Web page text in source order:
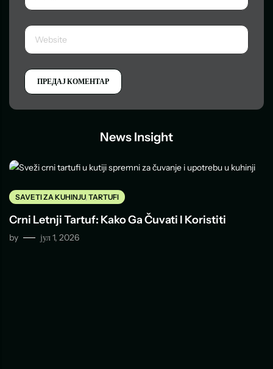
News Insight
SAVETI ZA KUHINJU,TARTUFI
Crni Letnji Tartuf: Kako Ga Čuvati I Koristiti
by јул 1, 2026